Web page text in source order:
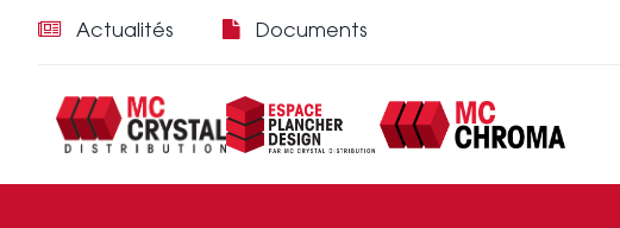
Actualités Documents